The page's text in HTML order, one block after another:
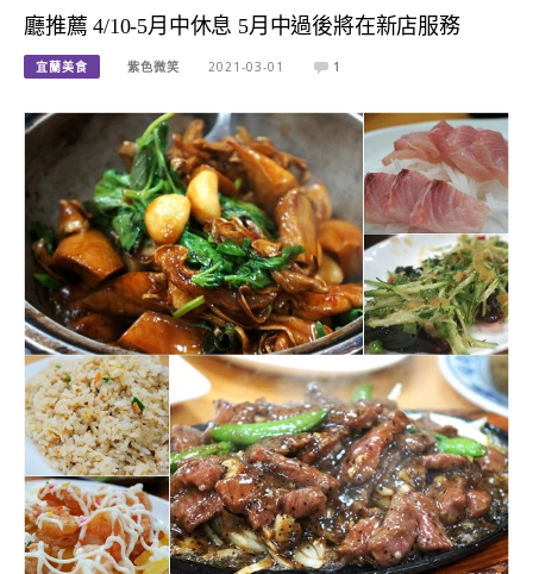
廳推薦 4/10-5月中休息 5月中過後將在新店服務
宜蘭美食 紫色微笑 2021-03-01 1